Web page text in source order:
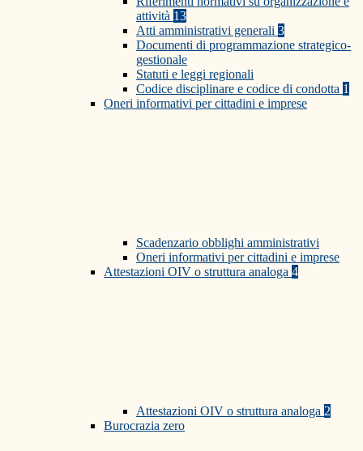
attività 13
Atti amministrativi generali 3
Documenti di programmazione strategico-
gestionale
Statuti e leggi regionali
Codice disciplinare e codice di condotta 1
Oneri informativi per cittadini e imprese
Scadenzario obblighi amministrativi
Oneri informativi per cittadini e imprese
Attestazioni OIV o struttura analoga 4
Attestazioni OIV o struttura analoga 2
Burocrazia zero